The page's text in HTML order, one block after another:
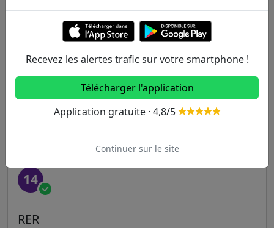
Autres lignes
1 2 3 3B 4
6 7 7B 8
11 12
14
RER
Recevez les alertes trafic sur votre smartphone !
Télécharger l'application
Application gratuite · 4,8/5
Continuer sur le site